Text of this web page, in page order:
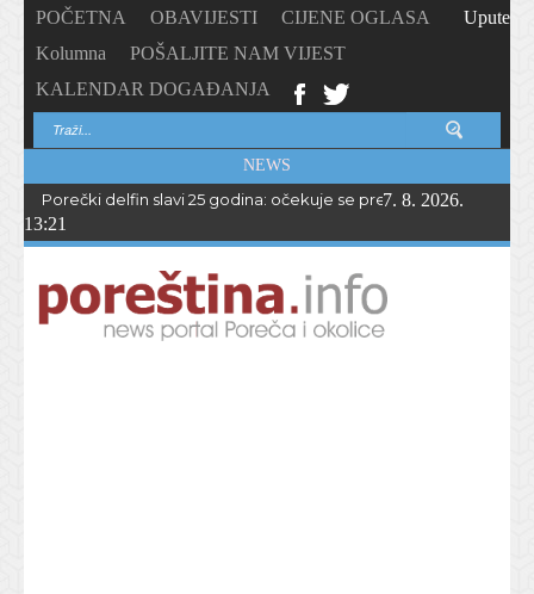
POČETNA OBAVIJESTI
CIJENE OGLASA
Kolumna
POŠALJITE NAM VIJEST
KALENDAR DOGAĐANJA
Upute
NEWS
Porečki delfin slavi 25 godina: očekuje se preko 1.700
7. 8. 2026.
13:21